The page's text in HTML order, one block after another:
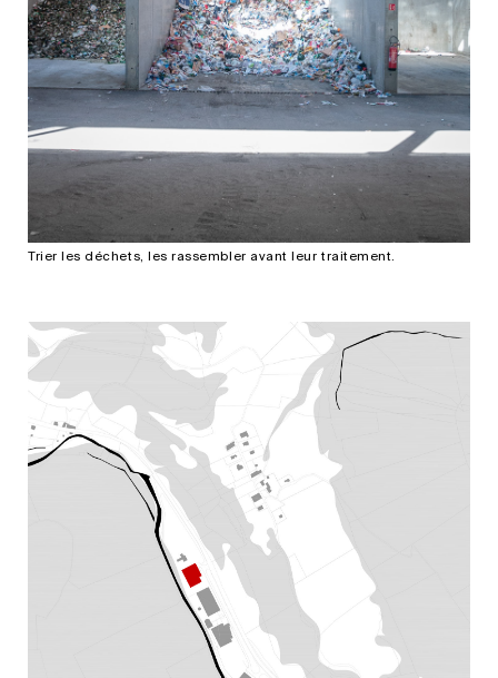
Trier les déchets, les rassembler avant leur traitement.